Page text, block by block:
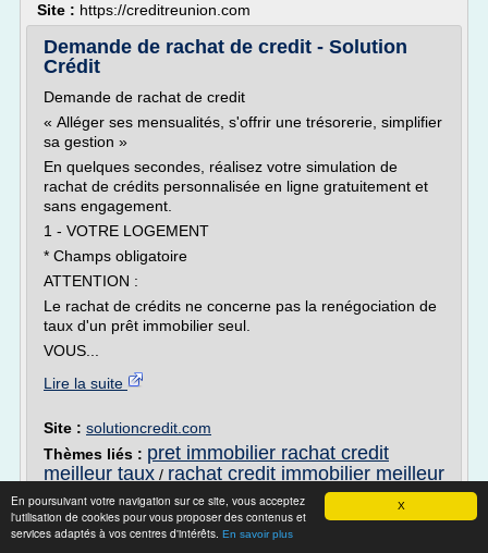
X
En poursuivant votre navigation sur ce site, vous acceptez
l'utilisation de cookies pour vous proposer des contenus et
services adaptés à vos centres d'intérêts. En savoir plus
Site : https://creditreunion.com
Demande de rachat de credit - Solution
Crédit
Demande de rachat de credit
« Alléger ses mensualités, s'offrir une trésorerie, simplifier
sa gestion »
En quelques secondes, réalisez votre simulation de
rachat de crédits personnalisée en ligne gratuitement et
sans engagement.
1 - VOTRE LOGEMENT
* Champs obligatoire
ATTENTION :
Le rachat de crédits ne concerne pas la renégociation de
taux d'un prêt immobilier seul.
VOUS...
Lire la suite
Site : solutioncredit.com
Thèmes liés : pret immobilier rachat credit
meilleur taux / rachat credit immobilier meilleur
taux/rachat de credits immobilier avec
simulation/rachat credits immobilier
demande rachat credit